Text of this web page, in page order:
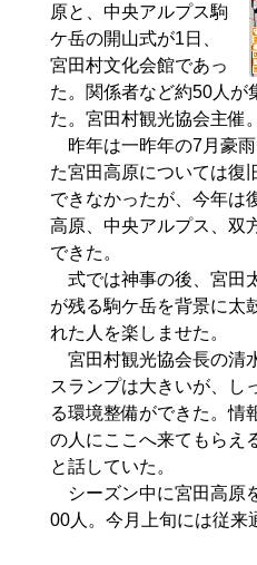
原と、中央アルプス駒
ケ岳の開山式が1日、
宮田村文化会館であっ
た。関係者など約50人が
た。宮田村観光協会主催。
昨年は一昨年の7月豪
た宮田高原については復
できなかったが、今年は
高原、中央アルプス、双
できた。
式では神事の後、宮田
が残る駒ケ岳を背景に太
れた人を楽しませた。
宮田村観光協会長の清
スランプは大きいが、し
る環境整備ができた。情
の人にここへ来てもらえ
と話していた。
シーズン中に宮田高原
00人。今月上旬には従来